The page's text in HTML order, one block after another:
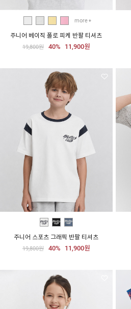
more
주니어 베이직 폴로 피케 반팔 티셔츠
19,800원 40% 11,900원
주니어 스포츠 그래픽 반팔 티셔츠
19,800원 40% 11,900원